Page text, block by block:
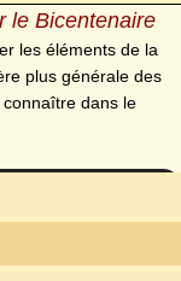
le Bicentenaire
les éléments de la
plus générale des
dans le